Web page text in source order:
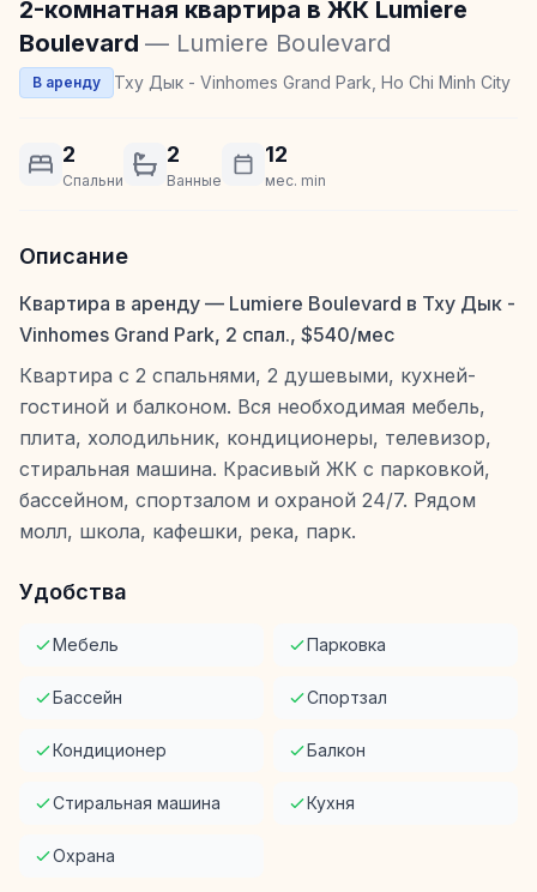
2-комнатная квартира в ЖК Lumiere
Boulevard — Lumiere Boulevard
В аренду Тху Дык - Vinhomes Grand Park, Ho Chi Minh City
2
Спальни
2
Ванные
12
мес. min
Описание
Квартира в аренду — Lumiere Boulevard в Тху Дык -
Vinhomes Grand Park, 2 спал., $540/мес
Квартира с 2 спальнями, 2 душевыми, кухней-
гостиной и балконом. Вся необходимая мебель,
плита, холодильник, кондиционеры, телевизор,
стиральная машина. Красивый ЖК с парковкой,
бассейном, спортзалом и охраной 24/7. Рядом
молл, школа, кафешки, река, парк.
Удобства
Мебель Парковка
Бассейн Спортзал
Кондиционер Балкон
Стиральная машина Кухня
Охрана